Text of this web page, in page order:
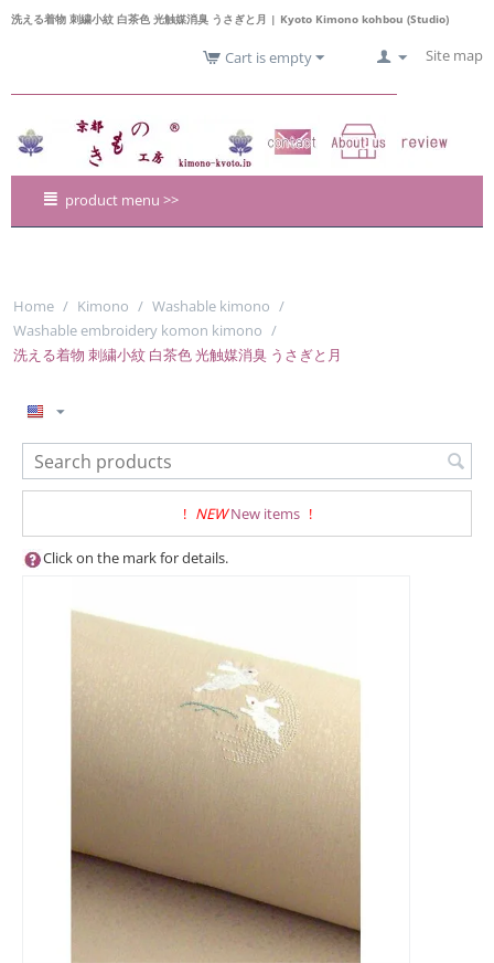
洗える着物 刺繍小紋 白茶色 光触媒消臭 うさぎと月 | Kyoto Kimono kohbou (Studio)
Site map
Cart is empty
product menu >>
Home / Kimono / Washable kimono /
Washable embroidery komon kimono /
洗える着物 刺繍小紋 白茶色 光触媒消臭 うさぎと月
! NEW New items !
Click on the mark for details.